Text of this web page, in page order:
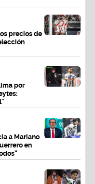
precios de
por
a Mariano
en